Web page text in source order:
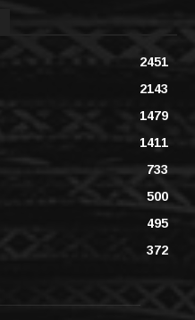
2451
2143
1479
1411
733
500
495
372